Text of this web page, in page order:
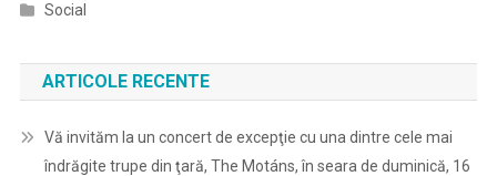
Social
ARTICOLE RECENTE
Vă invităm la un concert de excepţie cu una dintre cele mai
îndrăgite trupe din ţară, The Motáns, în seara de duminică, 16